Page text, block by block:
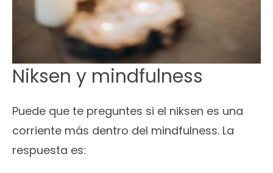
Niksen y mindfulness
Puede que te preguntes si el niksen es una
corriente más dentro del mindfulness. La
respuesta es: